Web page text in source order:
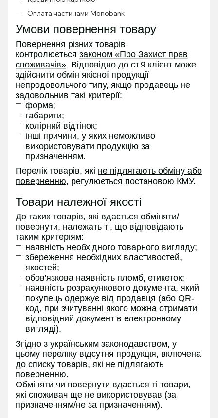
Оплата частинами Monobank
Умови повернення товару
Повернення різних товарів
контролюється законом «Про Захист прав
споживачів». Відповідно до ст.9 клієнт може
здійснити обмін якісної продукції
непродовольчого типу, якщо продавець не
задовольнив такі критерії:
форма;
габарити;
колірний відтінок;
інші причини, у яких неможливо
використовувати продукцію за
призначенням.
Перелік товарів, які не підлягають обміну або
поверненню, регулюється постановою КМУ.
Товари належної якості
До таких товарів, які вдасться обміняти/
повернути, належать ті, що відповідають
таким критеріям:
наявність необхідного товарного вигляду;
збереження необхідних властивостей,
якостей;
обов'язкова наявність пломб, етикеток;
наявність розрахункового документа, який
покупець одержує від продавця (або QR-
код, при зчитуванні якого можна отримати
відповідний документ в електронному
вигляді).
Згідно з українським законодавством, у
цьому переліку відсутня продукція, включена
до списку товарів, які не підлягають
поверненню.
Обміняти чи повернути вдасться ті товари,
які споживач ще не використовував (за
призначенням/не за призначенням).